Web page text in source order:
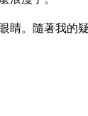
睛。隨著我的